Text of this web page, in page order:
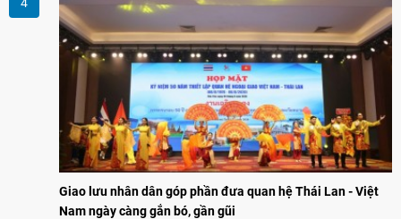
Giao lưu nhân dân góp phần đưa quan hệ Thái Lan - Việt
Nam ngày càng gắn bó, gần gũi